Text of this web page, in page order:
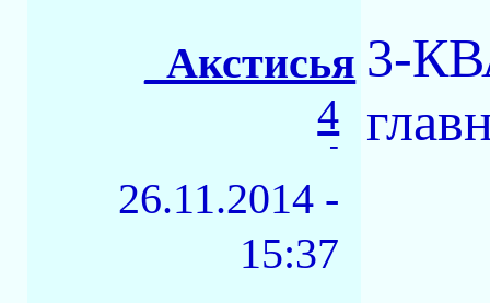
_Акстисья
4
-
26.11.2014 -
15:37
3-